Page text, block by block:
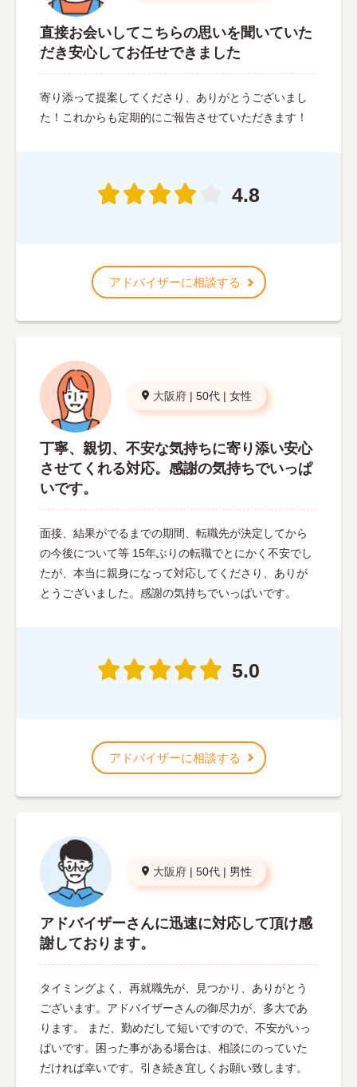
直接お会いしてこちらの思いを聞いていた
だき安心してお任せできました
寄り添って提案してくださり、ありがとうございまし
た！これからも定期的にご報告させていただきます！
4.8
アドバイザーに相談する
大阪府 | 50代 | 女性
丁寧、親切、不安な気持ちに寄り添い安心
させてくれる対応。感謝の気持ちでいっぱ
いです。
面接、結果がでるまでの期間、転職先が決定してから
の今後について等 15年ぶりの転職でとにかく不安でし
たが、本当に親身になって対応してくださり、ありが
とうございました。感謝の気持ちでいっぱいです。
5.0
アドバイザーに相談する
大阪府 | 50代 | 男性
アドバイザーさんに迅速に対応して頂け感
謝しております。
タイミングよく、再就職先が、見つかり、ありがとう
ございます。アドバイザーさんの御尽力が、多大であ
ります。 まだ、勤めだして短いですので、不安がいっ
ぱいです。困った事がある場合は、相談にのっていた
だければ幸いです。引き続き宜しくお願い致します。